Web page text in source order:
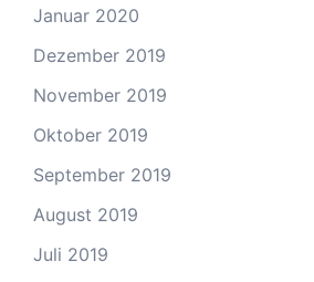
Januar 2020
Dezember 2019
November 2019
Oktober 2019
September 2019
August 2019
Juli 2019